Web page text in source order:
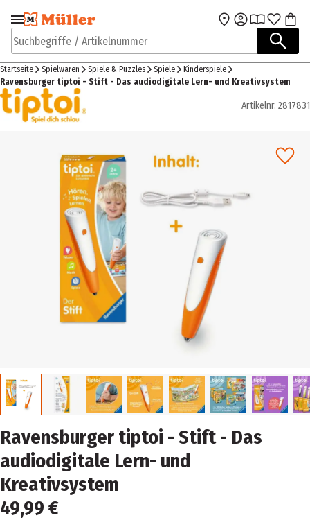
Zur Navigation
springen
Zum Hauptinhalt
Suchbegriffe / Artikelnummer
Startseite Spielwaren Spiele & Puzzles Spiele
Kinderspiele
Ravensburger tiptoi - Stift - Das audiodigitale Lern- und Kreativsystem
Artikelnr. 2817831
Ravensburger tiptoi - Stift - Das
audiodigitale Lern- und
Kreativsystem
49,99 €